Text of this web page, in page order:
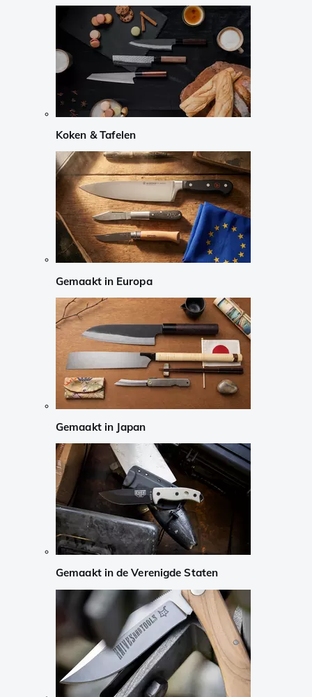
Koken & Tafelen
Gemaakt in Europa
Gemaakt in Japan
Gemaakt in de Verenigde Staten